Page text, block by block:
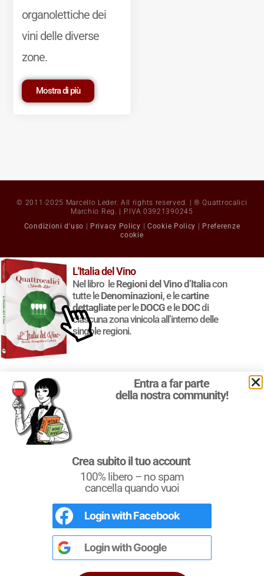
organolettiche dei
vini delle diverse
zone.
Mostra di più
© 2011-2025 Marcello Leder. All rights reserved. | ® Quattrocalici
Marchio Reg. | P.IVA 03921390245
Condizioni d'uso
Privacy Policy Cookie Policy
Preferenze
cookie
L'Italia del Vino
Nel libro leRegioni del Vino d’Italiacon
tutte leDenominazioni, e lecartine
dettagliateper leDOCGe leDOCdi
ciascuna zona vinicola all’interno delle
singole regioni.
Entra a far parte
della nostra community!
Crea subito il tuo account
100% libero – no spam
cancella quando vuoi
Login withFacebook
Login withGoogle